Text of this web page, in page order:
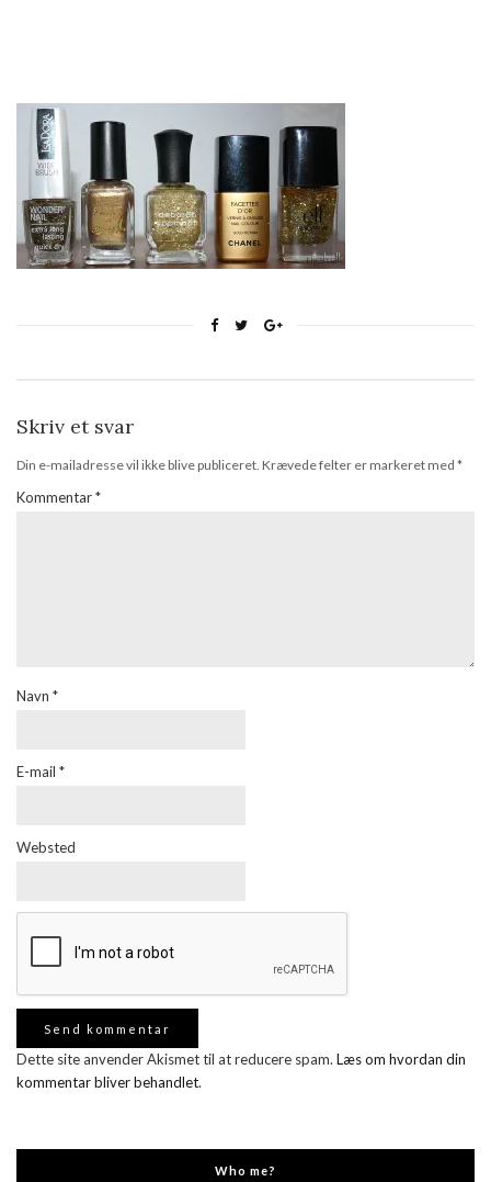
Skriv et svar
Din e-mailadresse vil ikke blive publiceret. Krævede felter er markeret med *
Kommentar*
Navn *
E-mail *
Websted
Dette site anvender Akismet til at reducere spam. Læs om hvordan din
kommentar bliver behandlet.
Who me?